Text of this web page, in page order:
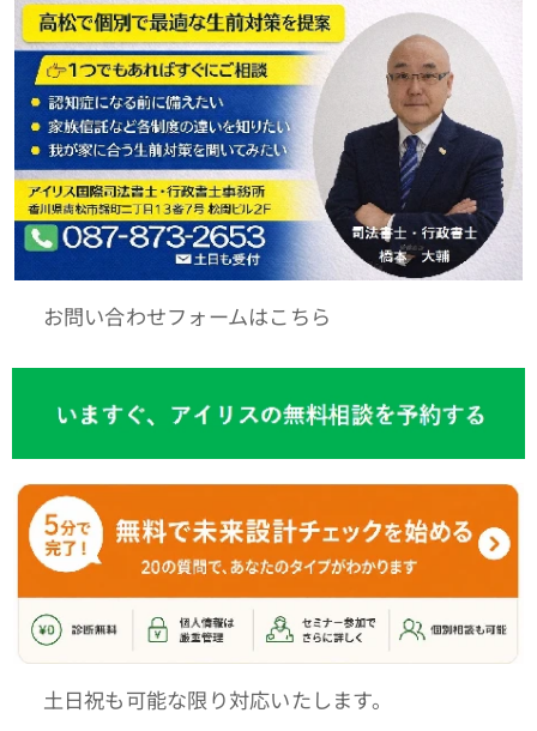
🌐 お問い合わせフォームはこちら
📆 土日祝も可能な限り対応いたします。